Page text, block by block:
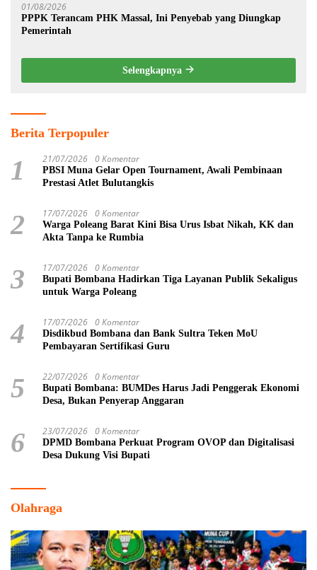
01/08/2026
PPPK Terancam PHK Massal, Ini Penyebab yang Diungkap
Pemerintah
Selengkapnya
Berita Terpopuler
1 21/07/2026 0 Komentar
PBSI Muna Gelar Open Tournament, Awali Pembinaan
Prestasi Atlet Bulutangkis
2 17/07/2026 0 Komentar
Warga Poleang Barat Kini Bisa Urus Isbat Nikah, KK dan
Akta Tanpa ke Rumbia
3 17/07/2026 0 Komentar
Bupati Bombana Hadirkan Tiga Layanan Publik Sekaligus
untuk Warga Poleang
4 17/07/2026 0 Komentar
Disdikbud Bombana dan Bank Sultra Teken MoU
Pembayaran Sertifikasi Guru
5 22/07/2026 0 Komentar
Bupati Bombana: BUMDes Harus Jadi Penggerak Ekonomi
Desa, Bukan Penyerap Anggaran
6 23/07/2026 0 Komentar
DPMD Bombana Perkuat Program OVOP dan Digitalisasi
Desa Dukung Visi Bupati
Olahraga